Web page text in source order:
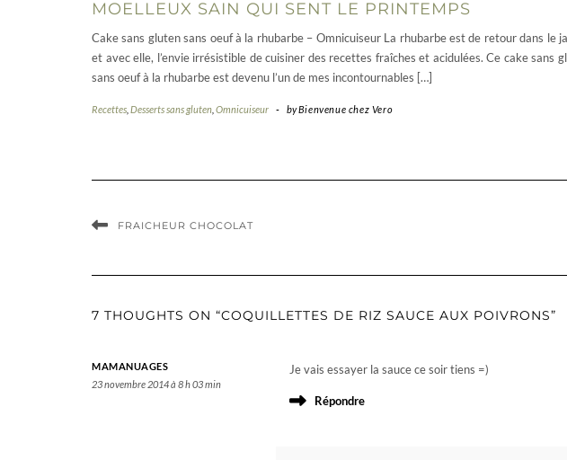
MOELLEUX SAIN QUI SENT LE PRINTEMPS
Cake sans gluten sans oeuf à la rhubarbe – Omnicuiseur La rhubarbe est de retour dans le
et avec elle, l’envie irrésistible de cuisiner des recettes fraîches et acidulées. Ce cake sans
sans oeuf à la rhubarbe est devenu l’un de mes incontournables […]
Recettes Desserts sans gluten Omnicuiseur - byBienvenue chez Vero
FRAICHEUR CHOCOLAT
7 THOUGHTS ON “COQUILLETTES DE RIZ SAUCE AUX POIVRONS”
MAMANUAGES
23 novembre 2014 à 8 h 03 min
Je vais essayer la sauce ce soir tiens =)
Répondre